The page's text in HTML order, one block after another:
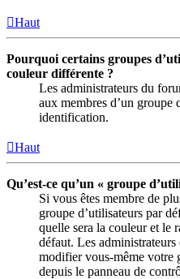
Haut
Pourquoi certains groupes
couleur différente ?
Les administrateurs du
aux membres d’un groupe
identification.
Haut
Qu’est-ce qu’un « groupe
Si vous êtes membre de
groupe d’utilisateurs par
quelle sera la couleur et le
défaut. Les
modifier vous-même votre
depuis le panneau de